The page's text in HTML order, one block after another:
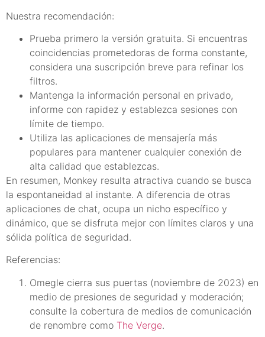
Nuestra recomendación:
Prueba primero la versión gratuita. Si encuentras
coincidencias prometedoras de forma constante,
considera una suscripción breve para refinar los
filtros.
Mantenga la información personal en privado,
informe con rapidez y establezca sesiones con
límite de tiempo.
Utiliza las aplicaciones de mensajería más
populares para mantener cualquier conexión de
alta calidad que establezcas.
En resumen, Monkey resulta atractiva cuando se busca
la espontaneidad al instante. A diferencia de otras
aplicaciones de chat, ocupa un nicho específico y
dinámico, que se disfruta mejor con límites claros y una
sólida política de seguridad.
Referencias:
Omegle cierra sus puertas (noviembre de 2023) en
medio de presiones de seguridad y moderación;
consulte la cobertura de medios de comunicación
de renombre como The Verge.